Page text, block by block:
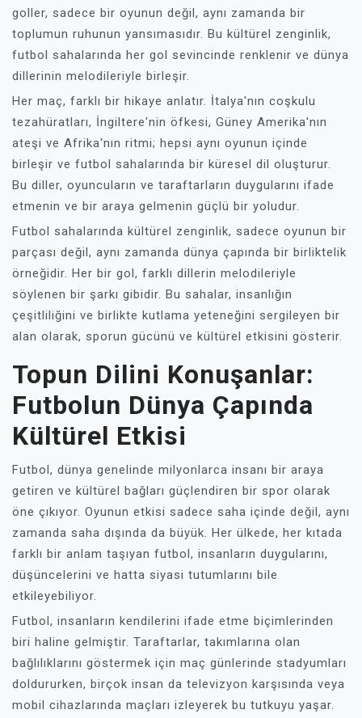
goller, sadece bir oyunun değil, aynı zamanda bir
toplumun ruhunun yansımasıdır. Bu kültürel zenginlik,
futbol sahalarında her gol sevincinde renklenir ve dünya
dillerinin melodileriyle birleşir.
Her maç, farklı bir hikaye anlatır. İtalya'nın coşkulu
tezahüratları, İngiltere'nin öfkesi, Güney Amerika'nın
ateşi ve Afrika'nın ritmi; hepsi aynı oyunun içinde
birleşir ve futbol sahalarında bir küresel dil oluşturur.
Bu diller, oyuncuların ve taraftarların duygularını ifade
etmenin ve bir araya gelmenin güçlü bir yoludur.
Futbol sahalarında kültürel zenginlik, sadece oyunun bir
parçası değil, aynı zamanda dünya çapında bir birliktelik
örneğidir. Her bir gol, farklı dillerin melodileriyle
söylenen bir şarkı gibidir. Bu sahalar, insanlığın
çeşitliliğini ve birlikte kutlama yeteneğini sergileyen bir
alan olarak, sporun gücünü ve kültürel etkisini gösterir.
Topun Dilini Konuşanlar:
Futbolun Dünya Çapında
Kültürel Etkisi
Futbol, dünya genelinde milyonlarca insanı bir araya
getiren ve kültürel bağları güçlendiren bir spor olarak
öne çıkıyor. Oyunun etkisi sadece saha içinde değil, aynı
zamanda saha dışında da büyük. Her ülkede, her kıtada
farklı bir anlam taşıyan futbol, insanların duygularını,
düşüncelerini ve hatta siyasi tutumlarını bile
etkileyebiliyor.
Futbol, insanların kendilerini ifade etme biçimlerinden
biri haline gelmiştir. Taraftarlar, takımlarına olan
bağlılıklarını göstermek için maç günlerinde stadyumları
doldururken, birçok insan da televizyon karşısında veya
mobil cihazlarında maçları izleyerek bu tutkuyu yaşar.